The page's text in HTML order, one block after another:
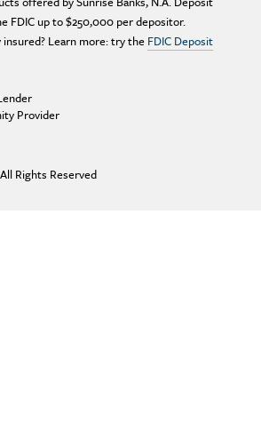
FDIC up to $250,000 per depositor.
Learn more: try the FDIC Deposit
Provider
Rights Reserved